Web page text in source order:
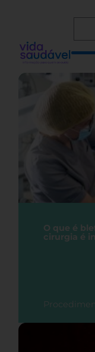
O que é
cirurgia é